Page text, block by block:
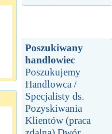
Poszukiwany
handlowiec
Poszukujemy
Handlowca /
Specjalisty ds.
Pozyskiwania
Klientów (praca